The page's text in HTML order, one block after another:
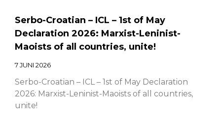
Serbo-Croatian – ICL – 1st of May
Declaration 2026: Marxist-Leninist-
Maoists of all countries, unite!
7 JUNI 2026
Serbo-Croatian – ICL – 1st of May Declaration
2026: Marxist-Leninist-Maoists of all countries,
unite!